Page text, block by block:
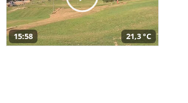
15:58 21,3 °C